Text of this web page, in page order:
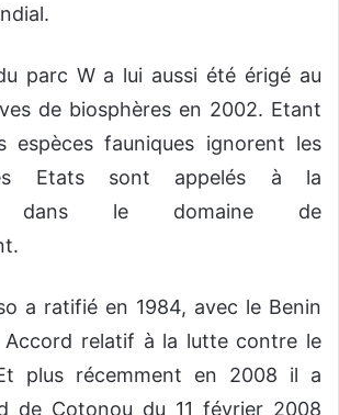
parc W a lui aussi été érigé au
de biosphères en 2002. Etant
espèces fauniques ignorent les
Etats sont appelés à la
dans le domaine de
a ratifié en 1984, avec le Benin
relatif à la lutte contre le
plus récemment en 2008 il a
de Cotonou du 11 février 2008